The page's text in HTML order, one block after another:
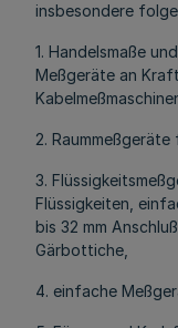
insbesondere
1. Handelsmaße
Meßgeräte an
2.
3.
Flüssigkeiten,
bis 32 mm
Gärbottiche,
4. einfache